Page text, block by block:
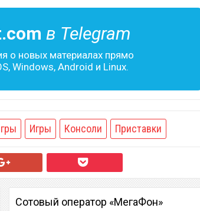
в Telegram
о новых материалах прямо
Windows, Android и Linux.
Игры Консоли Приставки
Сотовый оператор «МегаФон»